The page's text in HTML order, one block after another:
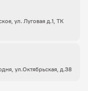
ул. Луговая д.1, ТК
ул.Октябрьская, д.38